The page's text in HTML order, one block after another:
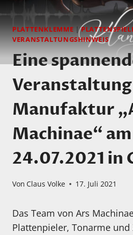
PLATTENKLEMME |
VERANSTALTUNGSHINWEIS
Eine
Manufaktur
Machinae“ am
24.07.2021 in
Von Claus Volke 17. Juli 2021
Das Team von Ars
Plattenpieler, Tonarme und